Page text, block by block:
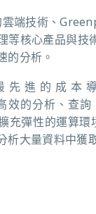
端技術、
等核心產品與
的分析。
進的成本
的分析、查詢
充彈性的運算
析大量資料中獲